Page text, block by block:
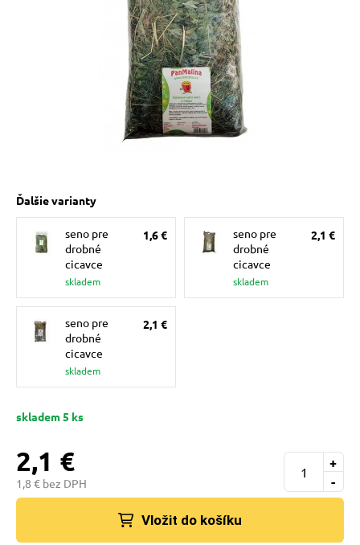
psov
psov
mačky
mačky
podložky
Ďalšie varianty
seno pre
drobné
cicavce
skladem
1,6 €
seno pre
drobné
cicavce
skladem
2,1 €
seno pre
drobné
cicavce
skladem
2,1 €
skladem 5 ks
2,1 €
1,8 € bez DPH -
+
Vložit do košíku